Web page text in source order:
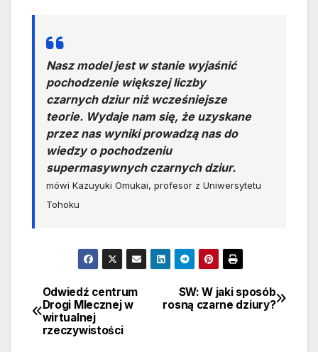
Nasz model jest w stanie wyjaśnić
pochodzenie większej liczby
czarnych dziur niż wcześniejsze
teorie. Wydaje nam się, że uzyskane
przez nas wyniki prowadzą nas do
wiedzy o pochodzeniu
supermasywnych czarnych dziur.
mówi Kazuyuki Omukai, profesor z Uniwersytetu
Tohoku
Nawigacja
wpisu
SW: W jaki sposób
rosną czarne dziury?
Odwiedź centrum
Drogi Mlecznej w
wirtualnej
rzeczywistości